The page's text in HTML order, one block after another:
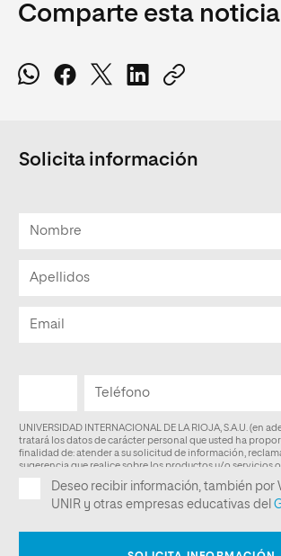
Comparte esta noticia
Solicita información